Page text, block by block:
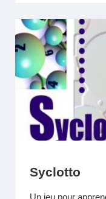
Syclotto
Un jeu pour